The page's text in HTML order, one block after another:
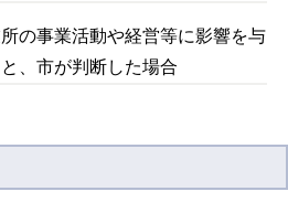
の事業活動や経営等に影響を与
、市が判断した場合